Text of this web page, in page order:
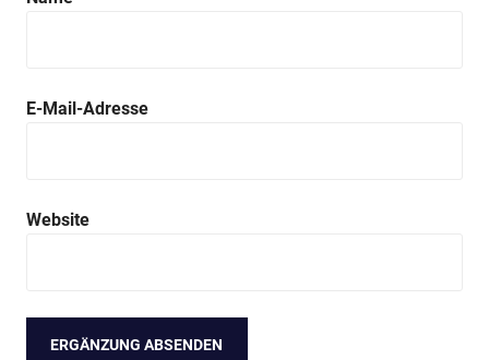
E-Mail-Adresse
Website